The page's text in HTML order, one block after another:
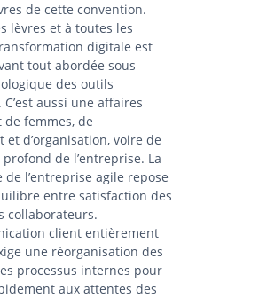
de cette convention.
lèvres et à toutes les
digitale est
tout abordée sous
des outils
aussi une affaires
de femmes, de
et d’organisation, voire de
de l’entreprise. La
l’entreprise agile repose
entre satisfaction des
collaborateurs.
client entièrement
une réorganisation des
processus internes pour
aux attentes des